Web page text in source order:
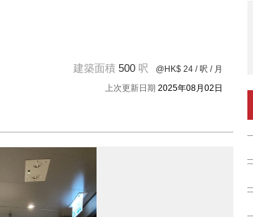
建築面積 500 呎 @HK$ 24 / 呎 / 月
上次更新日期 2025年08月02日